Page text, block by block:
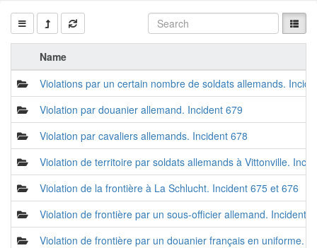
Name
Violations par un certain nombre de soldats allemands.
Violation par douanier allemand. Incident 679
Violation par cavaliers allemands. Incident 678
Violation de territoire par soldats allemands à Vittonville.
Violation de la frontière à La Schlucht. Incident 675 et 676
Violation de frontière par un sous-officier allemand. Incident
Violation de frontière par un douanier français en uniforme.